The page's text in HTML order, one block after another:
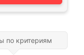
по критериям